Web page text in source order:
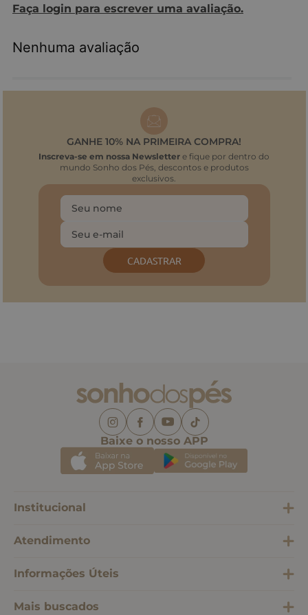
Faça login para escrever uma avaliação.
Nenhuma avaliação
GANHE 10% NA PRIMEIRA COMPRA!
Inscreva-se em nossa Newsletter e fique por dentro do
mundo Sonho dos Pés, descontos e produtos
exclusivos.
CADASTRAR
Baixe o nosso APP
Institucional
Atendimento
Informações Úteis
Mais buscados